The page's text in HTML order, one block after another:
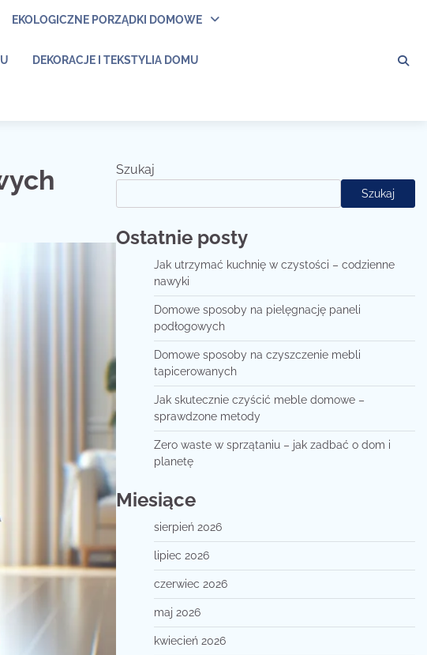
EKOLOGICZNE PORZĄDKI DOMOWE
DEKORACJE I TEKSTYLIA DOMU
Szukaj
Szukaj
Ostatnie posty
Jak utrzymać kuchnię w czystości – codzienne
nawyki
Domowe sposoby na pielęgnację paneli
podłogowych
Domowe sposoby na czyszczenie mebli
tapicerowanych
Jak skutecznie czyścić meble domowe –
sprawdzone metody
Zero waste w sprzątaniu – jak zadbać o dom i
planetę
Miesiące
sierpień 2026
lipiec 2026
czerwiec 2026
maj 2026
kwiecień 2026